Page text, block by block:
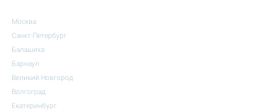
Москва
Санкт-Петербург
Балашиха
Барнаул
Великий Новгород
Волгоград
Екатеринбург